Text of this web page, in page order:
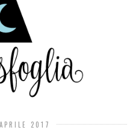
2017